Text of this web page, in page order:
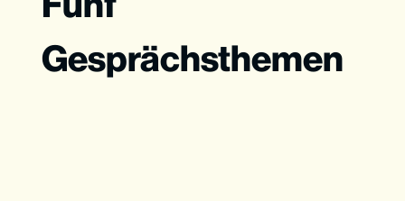
Gesprächsthemen